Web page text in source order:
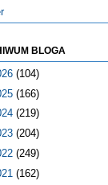
BLOGA
(104)
(166)
(219)
(204)
(249)
(162)